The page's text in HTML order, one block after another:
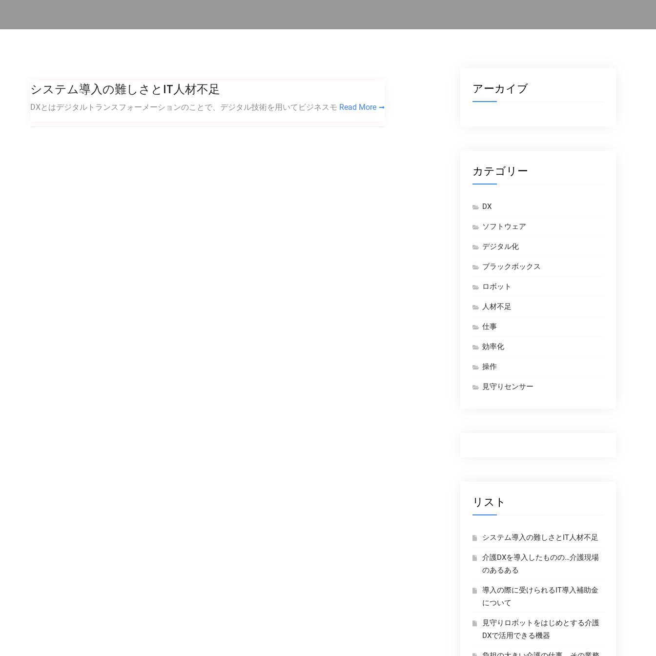
システム導入の難しさとIT人材不足
DXとはデジタルトランスフォーメーションのことで、デジタル技術を用いてビジネスモ Read More
アーカイブ
カテゴリー
DX
ソフトウェア
デジタル化
ブラックボックス
ロボット
人材不足
仕事
効率化
操作
見守りセンサー
リスト
システム導入の難しさとIT人材不足
介護DXを導入したものの…介護現場
のあるある
導入の際に受けられるIT導入補助金
について
見守りロボットをはじめとする介護
DXで活用できる機器